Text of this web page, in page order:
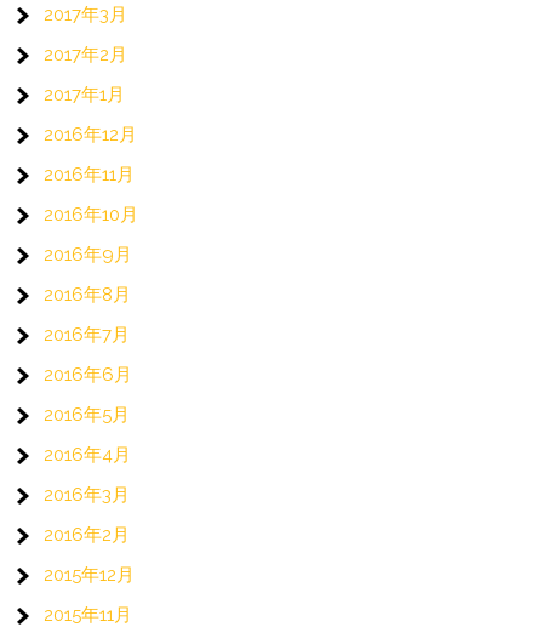
2017年3月
2017年2月
2017年1月
2016年12月
2016年11月
2016年10月
2016年9月
2016年8月
2016年7月
2016年6月
2016年5月
2016年4月
2016年3月
2016年2月
2015年12月
2015年11月